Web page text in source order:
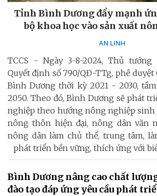
Tỉnh Bình Dương đẩy mạnh
bộ khoa học vào sản xuất
AN LINH
TCCS - Ngày 3-8-2024, Thủ
Quyết định số 790/QĐ-TTg, phê
Bình Dương thời kỳ 2021 - 2030,
2050. Theo đó, Bình Dương sẽ phát
nghiệp theo hướng nông nghiệp sinh
nông thôn hiện đại, nông dân văn
nông dân làm chủ thể, trung tâm,
phát triển bền vững, thích ứng với
Bình Dương nâng cao chất
đào tạo đáp ứng yêu cầu phát